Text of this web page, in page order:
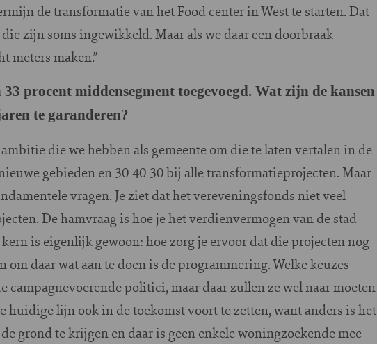
de transformatie van het Food center in West te starten. Dat
zijn soms ingewikkeld. Maar als we daar een doorbraak
meters maken.”
procent middensegment toegevoegd. Wat zijn de kansen
te garanderen?
die we hebben als gemeente om die te laten vertalen in de
gebieden en 30-40-30 bij alle transformatieprojecten. Maar
vragen. Je ziet dat het vereveningsfonds niet veel
De hamvraag is hoe je het verdienvermogen van de stad
is eigenlijk gewoon: hoe zorg je ervoor dat die projecten nog
daar wat aan te doen is de programmering. Welke keuzes
campagnevoerende politici, maar daar zullen ze wel naar moeten
huidige lijn ook in de toekomst voort te zetten, want anders is het
grond te krijgen en daar is geen enkele woningzoekende mee